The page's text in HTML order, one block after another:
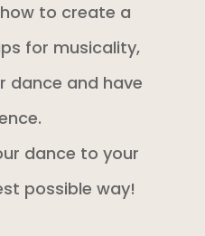
to create a
for musicality,
dance and have
dance to your
possible way!